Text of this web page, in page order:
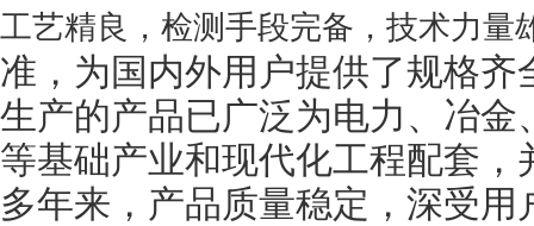
工艺精良，检测手段完备，技术力量
准，为国内外用户提供了规格
生产的产品已广泛为电力、冶
等基础产业和现代化工程配套
多年来，产品质量稳定，深受用